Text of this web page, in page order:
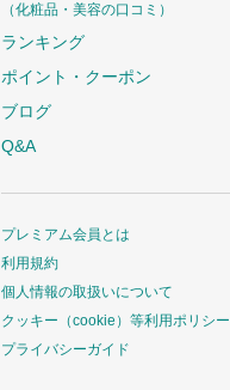
（化粧品・美容の口コミ）
ランキング
ポイント・クーポン
ブログ
Q&A
プレミアム会員とは
利用規約
個人情報の取扱いについて
クッキー（cookie）等利用ポリシー
プライバシーガイド